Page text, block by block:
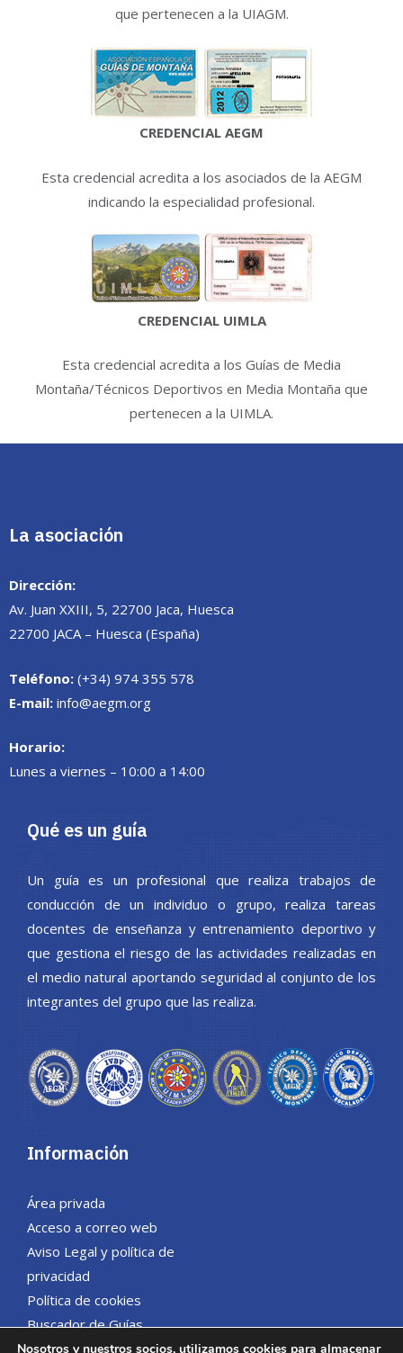
que pertenecen a la UIAGM.
CREDENCIAL AEGM
Esta credencial acredita a los asociados de la AEGM
indicando la especialidad profesional.
CREDENCIAL UIMLA
Esta credencial acredita a los Guías de Media
Montaña/Técnicos Deportivos en Media Montaña que
pertenecen a la UIMLA.
La asociación
Dirección:
Av. Juan XXIII, 5, 22700 Jaca, Huesca
22700 JACA – Huesca (España)
Teléfono: (+34) 974 355 578
E-mail: info@aegm.org
Horario:
Lunes a viernes – 10:00 a 14:00
Qué es un guía
Un guía es un profesional que realiza trabajos de
conducción de un individuo o grupo, realiza tareas
docentes de enseñanza y entrenamiento deportivo y
que gestiona el riesgo de las actividades realizadas en
el medio natural aportando seguridad al conjunto de los
integrantes del grupo que las realiza.
Información
Área privada
Acceso a correo web
Aviso Legal y política de
privacidad
Política de cookies
Buscador de Guías
Nosotros y nuestros socios, utilizamos cookies para almacenar